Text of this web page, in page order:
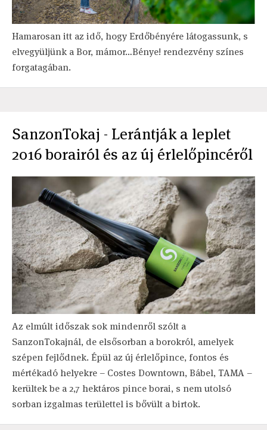
Hamarosan itt az idő, hogy Erdőbényére látogassunk, s
elvegyüljünk a Bor, mámor…Bénye! rendezvény színes
forgatagában.
SanzonTokaj - Lerántják a leplet
2016 borairól és az új érlelőpincéről
Az elmúlt időszak sok mindenről szólt a
SanzonTokajnál, de elsősorban a borokról, amelyek
szépen fejlődnek. Épül az új érlelőpince, fontos és
mértékadó helyekre – Costes Downtown, Bábel, TAMA –
kerültek be a 2,7 hektáros pince borai, s nem utolsó
sorban izgalmas területtel is bővült a birtok.